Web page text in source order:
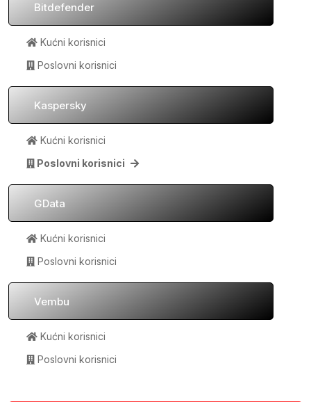
Bitdefender
Kućni korisnici
Poslovni korisnici
Kaspersky
Kućni korisnici
Poslovni korisnici
GData
Kućni korisnici
Poslovni korisnici
Vembu
Kućni korisnici
Poslovni korisnici